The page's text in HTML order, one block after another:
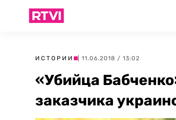
ИСТОРИИ | 11.06.2018 / 13:02
«Убийца
заказчика